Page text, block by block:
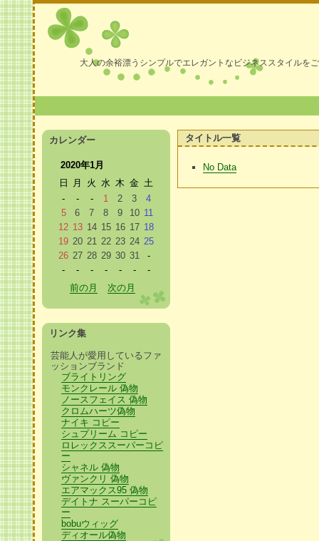
大人の余裕漂うシンプルでエレガントなビジネススタイルを
タイトル一覧
No Data
カレンダー
2020年1月
日
月 火 水 木 金 土
-
- - 1 2 3
4
5
6 7 8 9 10 11
12 13 14 15 16 17 18
19 20 21 22 23 24 25
26 27 28 29 30 31
-
-
- - - - -
-
前の月
次の月
リンク集
芸能人が愛用しているファ
ッションブランド
ブライトリング
モンクレール 偽物
ノースフェイス 偽物
クロムハーツ偽物
ナイキ コピー
シュプリーム コピー
ロレックススーパーコピ
ー
シャネル 偽物
ヴァンクリ 偽物
エアマックス95 偽物
デイトナ スーパーコピ
ー
bobuウィッグ
ディオール偽物